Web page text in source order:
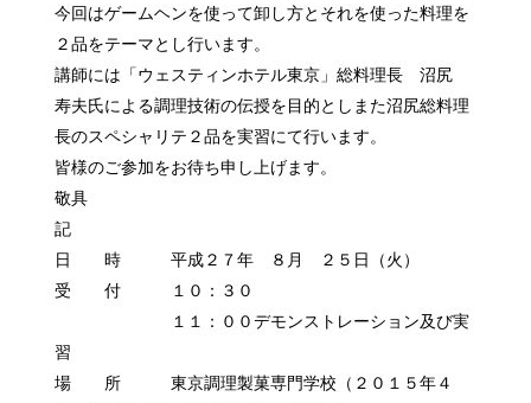
今回はゲームヘンを使って卸し方とそれを使った料理を
２品をテーマとし行います。
講師には「ウェスティンホテル東京」総料理長 沼尻
寿夫氏による調理技術の伝授を目的としまた沼尻総料理
長のスペシャリテ２品を実習にて行います。
皆様のご参加をお待ち申し上げます。
敬具
記
日 時 平成２７年 ８月 ２５日（火）
受 付 １０：３０
１１：００デモンストレーション及び実
習
場 所 東京調理製菓専門学校（２０１５年４